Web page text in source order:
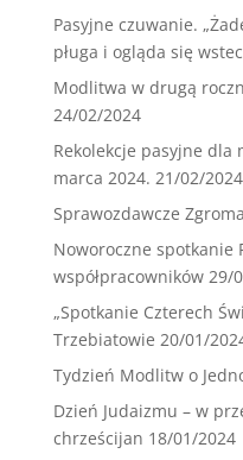
Pasyjne czuwanie.
pługa i ogląda się
Modlitwa w drugą
24/02/2024
Rekolekcje pasyjne dla
marca 2024. 21/02/2024
Sprawozdawcze
Noworoczne spotkanie
współpracowników 29/
„Spotkanie Czterech
Trzebiatowie 20/01/
Tydzień Modlitw o
Dzień Judaizmu – w
chrześcijan 18/01/2024